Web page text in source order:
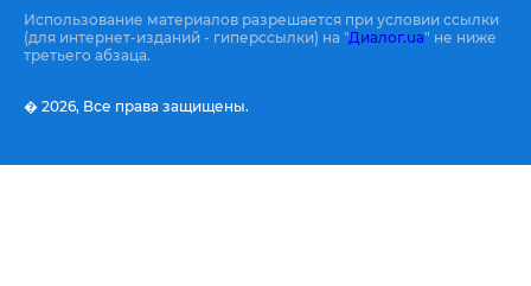
Использование материалов разрешается при условии ссылки
(для интернет-изданий - гиперссылки) на "Диалог.ua" не ниже
третьего абзаца.
� 2026, Все права защищены.